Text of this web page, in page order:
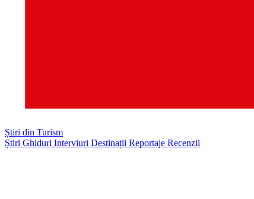
Știri din Turism
Știri Ghiduri Interviuri Destinații Reportaje Recenzii